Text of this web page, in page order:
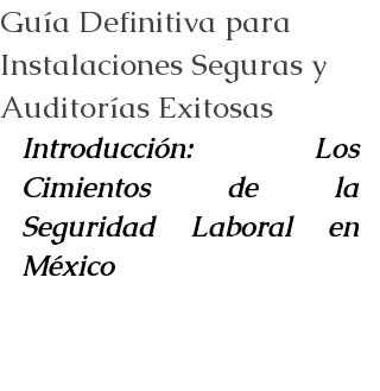
Guía Definitiva para
Instalaciones Seguras y
Auditorías Exitosas
Introducción: Los
Cimientos de la
Seguridad Laboral en
México